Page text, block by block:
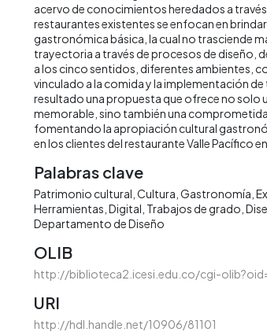
acervo de conocimientos heredados a
restaurantes existentes se enfocan en
gastronómica básica, la cual no trasciende
trayectoria a través de procesos de diseño,
a los cinco sentidos, diferentes ambientes,
vinculado a la comida y la implementación
resultado una propuesta que ofrece no solo
memorable, sino también una
fomentando la apropiación cultural
en los clientes del restaurante Valle Pacífico
Palabras clave
Patrimonio cultural Cultura Gastronomía
Herramientas Digital Trabajos de grado
Departamento de Diseño
OLIB
http://biblioteca2.icesi.edu.co/cgi-
URI
http://hdl.handle.net/10906/81101